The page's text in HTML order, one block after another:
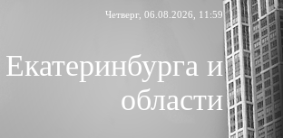
Четверг, 06.08.2026, 11:59
и
области